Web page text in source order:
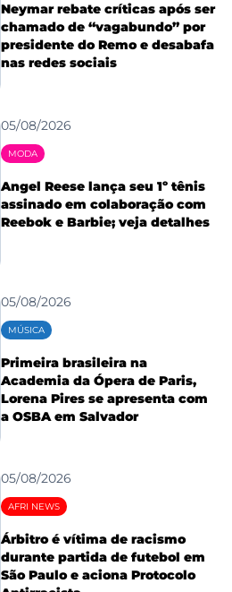
Neymar rebate críticas após ser
chamado de “vagabundo” por
presidente do Remo e desabafa
nas redes sociais
05/08/2026
MODA
Angel Reese lança seu 1º tênis
assinado em colaboração com
Reebok e Barbie; veja detalhes
05/08/2026
MÚSICA
Primeira brasileira na
Academia da Ópera de Paris,
Lorena Pires se apresenta com
a OSBA em Salvador
05/08/2026
AFRI NEWS
Árbitro é vítima de racismo
durante partida de futebol em
São Paulo e aciona Protocolo